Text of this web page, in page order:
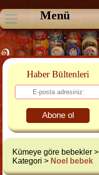
Menü
Haber Bültenleri
Abone ol
Kümeye göre bebekler >
Kategori > Noel bebek